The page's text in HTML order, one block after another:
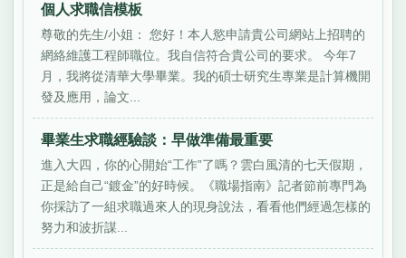
個人求職信模板
尊敬的先生/小姐： 您好！本人慾申請貴公司網站上招聘的
網絡維護工程師職位。我自信符合貴公司的要求。 今年7
月，我將從清華大學畢業。我的碩士研究生專業是計算機開
發及應用，論文...
畢業生求職經驗談：早做準備最重要
進入大四，你的心開始“工作”了嗎？雲白風清的七天假期，
正是給自己“鍍金”的好時候。《職場指南》記者節前專門為
你採訪了一組求職過來人的現身說法，看看他們經過怎樣的
努力和波折謀...